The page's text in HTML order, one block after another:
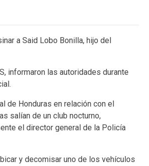
a Said Lobo Bonilla, hijo del
informaron las autoridades durante
de Honduras en relación con el
salían de un club nocturno,
el director general de la Policía
y decomisar uno de los vehículos